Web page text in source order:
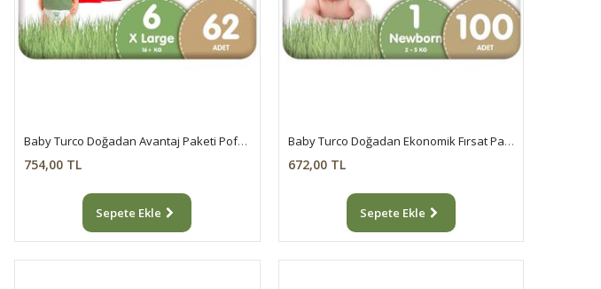
Baby Turco Doğadan Avantaj Paketi Pofuduk Külot Bez 6 Numara Xlarge 62 Adet
754,00 TL
Sepete Ekle
Baby Turco Doğadan Ekonomik Fırsat Paketi Pofuduk Bebek Bezi 1 Numara Newborn 100 Adet
672,00 TL
Sepete Ekle